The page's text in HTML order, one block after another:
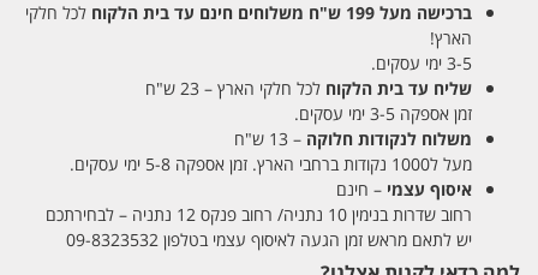
ברכישה מעל 199 ש"ח משלוחים חינם עד בית הלקוח לכל חלקי
הארץ!
3-5 ימי עסקים.
שליח עד בית הלקוח לכל חלקי הארץ – 23 ש"ח
זמן אספקה 3-5 ימי עסקים.
משלוח לנקודות חלוקה – 13 ש"ח
מעל ל1000 נקודות ברחבי הארץ. זמן אספקה 5-8 ימי עסקים.
איסוף עצמי – חינם
רחוב שדרות בנימין 10 נתניה/ רחוב פנקס 12 נתניה – לבחירתכם
יש לתאם מראש זמן הגעה לאיסוף עצמי בטלפון 09-8323532